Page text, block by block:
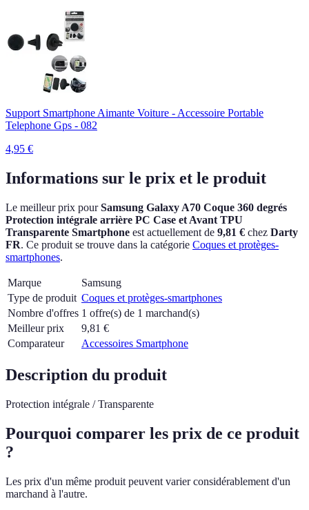
Support Smartphone Aimante Voiture - Accessoire Portable
Telephone Gps - 082
4,95 €
Informations sur le prix et le produit
Le meilleur prix pourSamsung Galaxy A70 Coque 360 degrés
Protection intégrale arrière PC Case et Avant TPU
Transparente Smartphone est actuellement de 9,81 € chez Darty
FR. Ce produit se trouve dans la catégorie Coques et protèges-
smartphones.
Marque
Samsung
Type de produit Coques et protèges-smartphones
Nombre d'offres 1 offre(s) de 1 marchand(s)
Meilleur prix
9,81 €
Comparateur
Accessoires Smartphone
Description du produit
Protection intégrale / Transparente
Pourquoi comparer les prix de ce produit
?
Les prix d'un même produit peuvent varier considérablement d'un
marchand à l'autre.